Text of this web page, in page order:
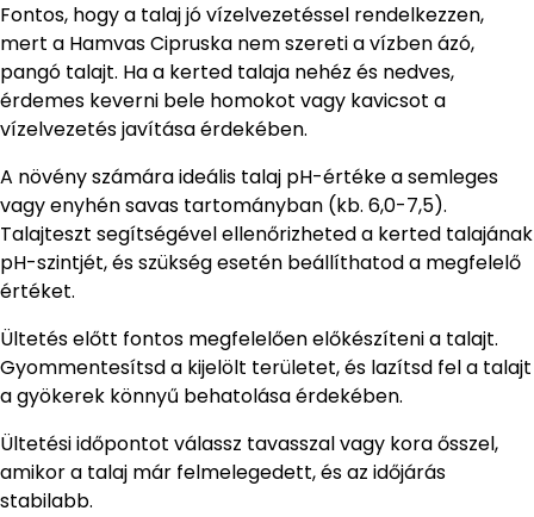
Fontos, hogy a talaj jó vízelvezetéssel rendelkezzen,
mert a Hamvas Cipruska nem szereti a vízben ázó,
pangó talajt. Ha a kerted talaja nehéz és nedves,
érdemes keverni bele homokot vagy kavicsot a
vízelvezetés javítása érdekében.
A növény számára ideális talaj pH-értéke a semleges
vagy enyhén savas tartományban (kb. 6,0-7,5).
Talajteszt segítségével ellenőrizheted a kerted talajának
pH-szintjét, és szükség esetén beállíthatod a megfelelő
értéket.
Ültetés előtt fontos megfelelően előkészíteni a talajt.
Gyommentesítsd a kijelölt területet, és lazítsd fel a talajt
a gyökerek könnyű behatolása érdekében.
Ültetési időpontot válassz tavasszal vagy kora ősszel,
amikor a talaj már felmelegedett, és az időjárás
stabilabb.